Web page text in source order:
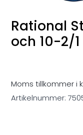
Rational
och 10-2/1
Moms tillkommer i
Artikelnummer: